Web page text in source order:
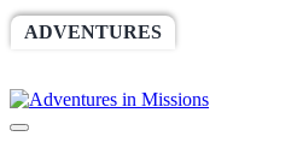
ADVENTURES